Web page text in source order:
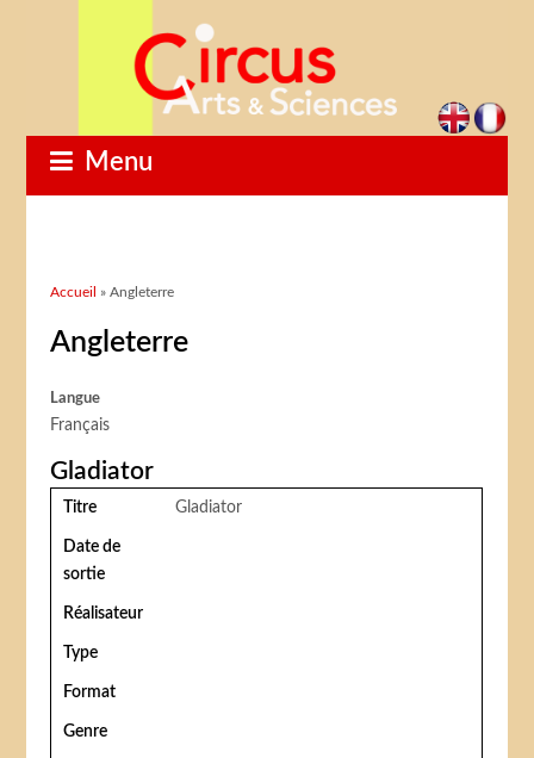
Menu
Vous êtes ici
Accueil » Angleterre
Angleterre
Langue
Français
Gladiator
Titre Gladiator
Date de
sortie
Réalisateur
Type
Format
Genre